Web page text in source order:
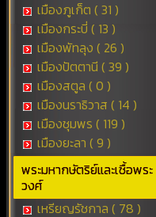
เมืองภูเก็ต ( 31 )
เมืองกระบี่ ( 13 )
เมืองพัทลุง ( 26 )
เมืองปัตตานี ( 39 )
เมืองสตูล ( 0 )
เมืองนราธิวาส ( 14 )
เมืองชุมพร ( 119 )
เมืองยะลา ( 9 )
พระมหากษัตริย์และเชื้อพระ
วงศ์
เหรียญรัชกาล ( 78 )